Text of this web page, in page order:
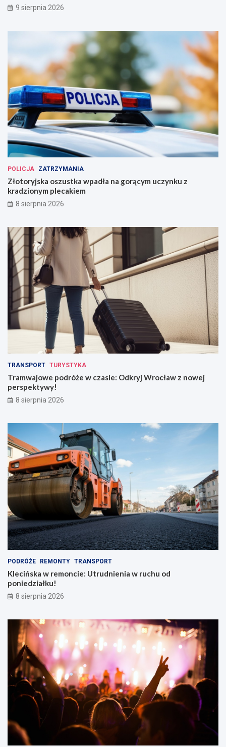
9 sierpnia 2026
POLICJA ZATRZYMANIA
Złotoryjska oszustka wpadła na gorącym uczynku z
kradzionym plecakiem
8 sierpnia 2026
TRANSPORT TURYSTYKA
Tramwajowe podróże w czasie: Odkryj Wrocław z nowej
perspektywy!
8 sierpnia 2026
PODRÓŻE REMONTY TRANSPORT
Klecińska w remoncie: Utrudnienia w ruchu od
poniedziałku!
8 sierpnia 2026